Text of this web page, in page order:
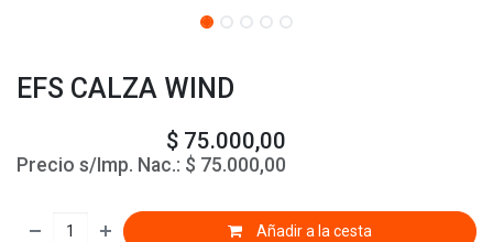
EFS CALZA WIND
$ 75.000,00
Precio s/Imp. Nac.: $ 75.000,00
Añadir a la cesta